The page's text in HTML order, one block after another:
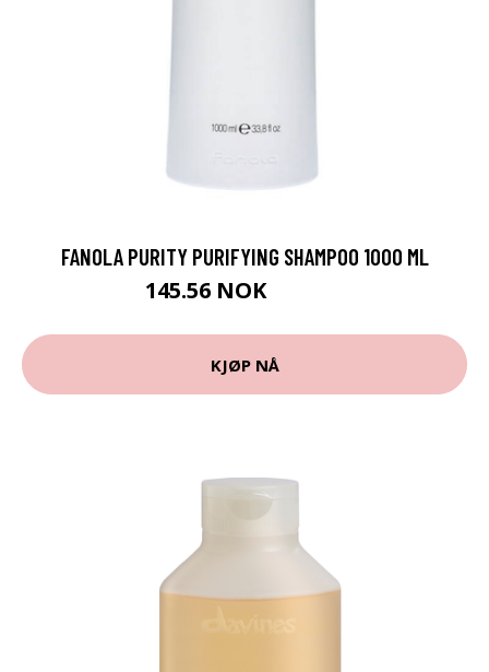
FANOLA PURITY PURIFYING SHAMPOO 1000 ML
145.56 NOK
KJØP NÅ